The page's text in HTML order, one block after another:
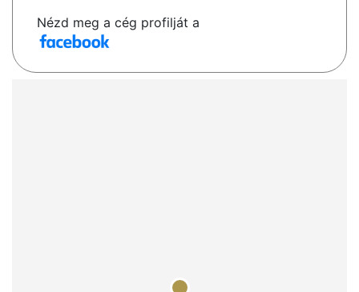
Nézd meg a cég profilját a